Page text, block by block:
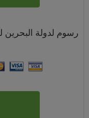
رسوم لدولة البحرين